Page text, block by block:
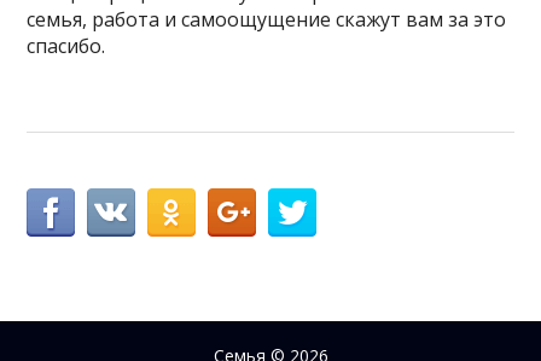
семья, работа и самоощущение скажут вам за это
спасибо.
Семья © 2026